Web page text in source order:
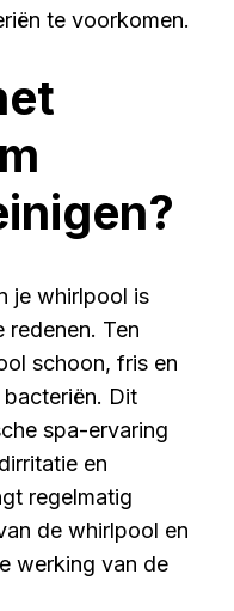
te voorkomen.
je whirlpool is
redenen. Ten
schoon, fris en
Dit
spa-ervaring
en
regelmatig
de whirlpool en
werking van de